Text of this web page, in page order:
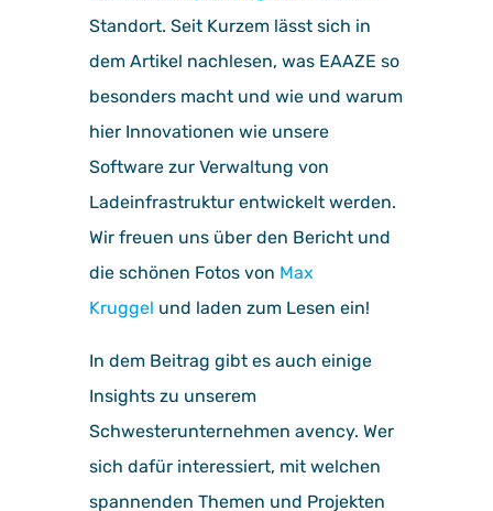
Standort. Seit Kurzem lässt sich in
dem Artikel nachlesen, was EAAZE so
besonders macht und wie und warum
hier Innovationen wie unsere
Software zur Verwaltung von
Ladeinfrastruktur entwickelt werden.
Wir freuen uns über den Bericht und
die schönen Fotos von Max
Kruggel und laden zum Lesen ein!
In dem Beitrag gibt es auch einige
Insights zu unserem
Schwesterunternehmen avency. Wer
sich dafür interessiert, mit welchen
spannenden Themen und Projekten